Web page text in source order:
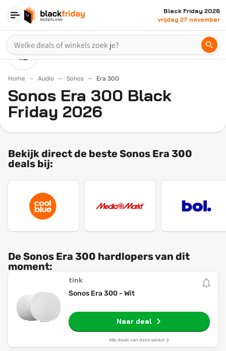
Black Friday 2026
vrijdag 27 november
Home Audio Sonos Era 300
Sonos Era 300 Black
Friday 2026
Bekijk direct de beste Sonos Era 300
deals bij:
De Sonos Era 300 hardlopers van dit
moment:
tink
Sonos Era 300 - Wit
Naar deal
Alle deals van deze winkel